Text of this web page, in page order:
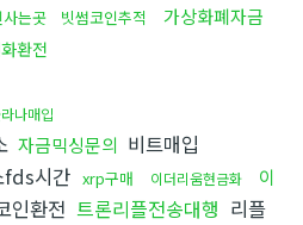
는곳 빗썸코인추적
가상화폐자금
환전
나매입
자금믹싱문의 비트매입
fds시간 xrp구매 이더리움현금화
이
인환전 트론리플전송대행 리플